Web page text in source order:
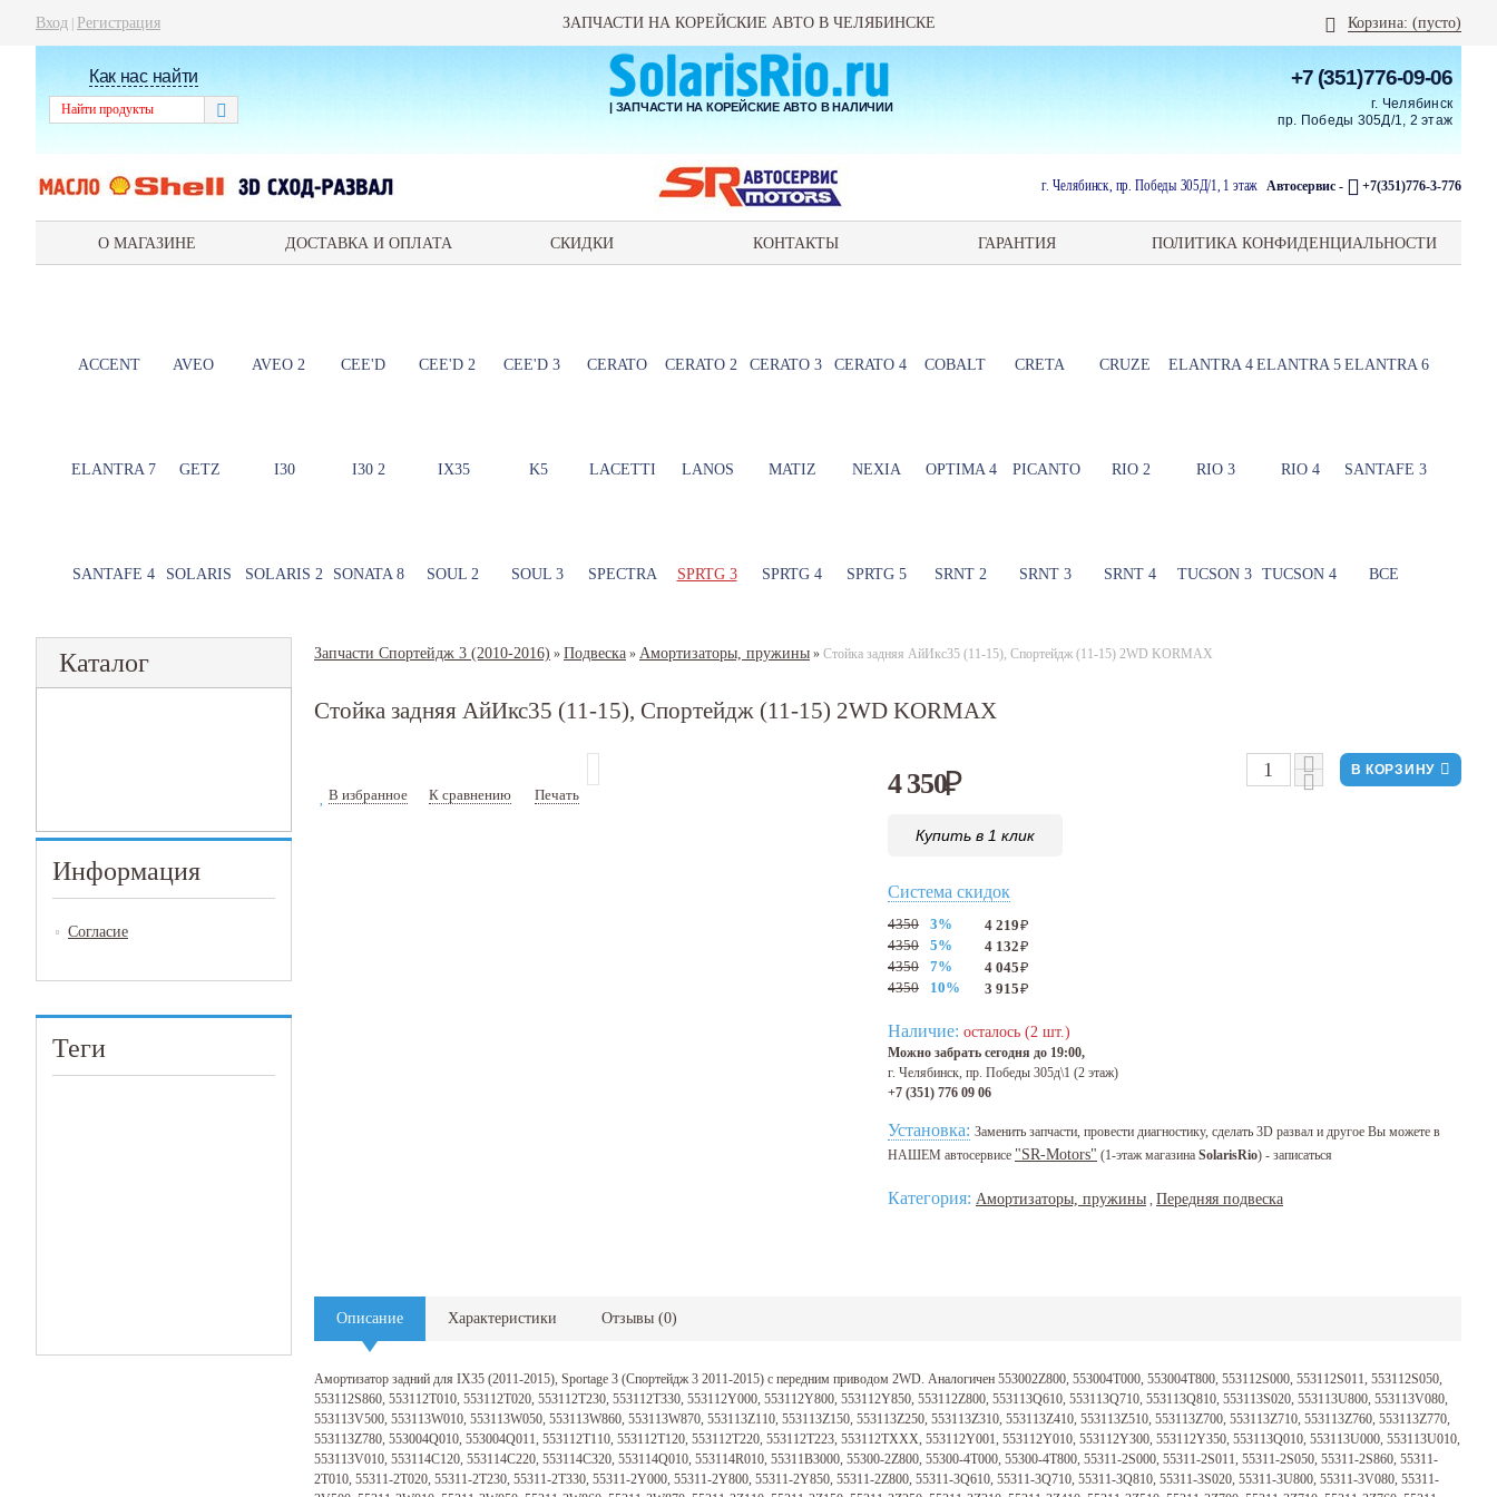
Вход Регистрация ЗАПЧАСТИ НА КОРЕЙСКИЕ АВТО В ЧЕЛЯБИНСКЕ Корзина: (пусто)
Как нас найти +7 (351)776-09-06
г. Челябинск
пр. Победы 305Д/1, 2 этаж
| ЗАПЧАСТИ НА КОРЕЙСКИЕ АВТО В НАЛИЧИИ
г. Челябинск, пр. Победы 305Д/1, 1 этаж Автосервис - +7(351)776-3-776
О МАГАЗИНЕ ДОСТАВКА И ОПЛАТА СКИДКИ КОНТАКТЫ ГАРАНТИЯ ПОЛИТИКА КОНФИДЕНЦИАЛЬНОСТИ
ACCENT AVEO AVEO 2 CEE'D CEE'D 2 CEE'D 3 CERATO CERATO 2 CERATO 3 CERATO 4 COBALT CRETA CRUZE ELANTRA 4ELANTRA 5ELANTRA 6
ELANTRA 7 GETZ I30 I30 2 IX35 K5 LACETTI LANOS MATIZ NEXIA OPTIMA 4 PICANTO RIO 2 RIO 3 RIO 4 SANTAFE 3
SANTAFE 4 SOLARIS SOLARIS 2 SONATA 8 SOUL 2 SOUL 3 SPECTRA SPRTG 3 SPRTG 4 SPRTG 5 SRNT 2 SRNT 3 SRNT 4 TUCSON 3 TUCSON 4 ВСЕ
Каталог
Информация
Согласие
Теги
Запчасти Спортейдж 3 (2010-2016) » Подвеска » Амортизаторы, пружины » Стойка задняя АйИкс35 (11-15), Спортейдж (11-15) 2WD KORMAX
Стойка задняя АйИкс35 (11-15), Спортейдж (11-15) 2WD KORMAX
В избранное К сравнению Печать 4 350₽
В КОРЗИНУ
Купить в 1 клик
Система скидок
4350 3% 4 219₽
4350 5% 4 132₽
4350 7% 4 045₽
4350 10% 3 915₽
Наличие: осталось (2 шт.)
Можно забрать сегодня до 19:00,
г. Челябинск, пр. Победы 305д\1 (2 этаж)
+7 (351) 776 09 06
Установка: Заменить запчасти, провести диагностику, сделать 3D развал и другое Вы можете в
НАШЕМ автосервисе "SR-Motors" (1-этаж магазина SolarisRio) - записаться
Категория: Амортизаторы, пружины , Передняя подвеска
Описание Характеристики Отзывы (0)
Амортизатор задний для IX35 (2011-2015), Sportage 3 (Спортейдж 3 2011-2015) с передним приводом 2WD. Аналогичен 553002Z800, 553004T000, 553004T800, 553112S000, 553112S011, 553112S050,
553112S860, 553112T010, 553112T020, 553112T230, 553112T330, 553112Y000, 553112Y800, 553112Y850, 553112Z800, 553113Q610, 553113Q710, 553113Q810, 553113S020, 553113U800, 553113V080,
553113V500, 553113W010, 553113W050, 553113W860, 553113W870, 553113Z110, 553113Z150, 553113Z250, 553113Z310, 553113Z410, 553113Z510, 553113Z700, 553113Z710, 553113Z760, 553113Z770,
553113Z780, 553004Q010, 553004Q011, 553112T110, 553112T120, 553112T220, 553112T223, 553112TXXX, 553112Y001, 553112Y010, 553112Y300, 553112Y350, 553113Q010, 553113U000, 553113U010,
553113V010, 553114C120, 553114C220, 553114C320, 553114Q010, 553114R010, 55311B3000, 55300-2Z800, 55300-4T000, 55300-4T800, 55311-2S000, 55311-2S011, 55311-2S050, 55311-2S860, 55311-
2T010, 55311-2T020, 55311-2T230, 55311-2T330, 55311-2Y000, 55311-2Y800, 55311-2Y850, 55311-2Z800, 55311-3Q610, 55311-3Q710, 55311-3Q810, 55311-3S020, 55311-3U800, 55311-3V080, 55311-